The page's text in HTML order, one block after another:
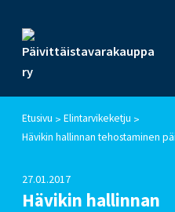
Etusivu > Elintarvikeketju >
27.01.2017
Hävikin hallinnan